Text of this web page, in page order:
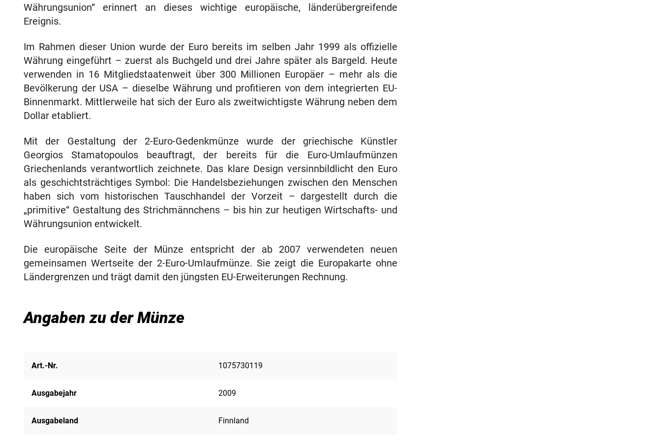
Währungsunion“ erinnert an dieses wichtige europäische, länderübergreifende
Ereignis.
Im Rahmen dieser Union wurde der Euro bereits im selben Jahr 1999 als offizielle
Währung eingeführt – zuerst als Buchgeld und drei Jahre später als Bargeld. Heute
verwenden in 16 Mitgliedstaatenweit über 300 Millionen Europäer – mehr als die
Bevölkerung der USA – dieselbe Währung und profitieren von dem integrierten EU-
Binnenmarkt. Mittlerweile hat sich der Euro als zweitwichtigste Währung neben dem
Dollar etabliert.
Mit der Gestaltung der 2-Euro-Gedenkmünze wurde der griechische Künstler
Georgios Stamatopoulos beauftragt, der bereits für die Euro-Umlaufmünzen
Griechenlands verantwortlich zeichnete. Das klare Design versinnbildlicht den Euro
als geschichtsträchtiges Symbol: Die Handelsbeziehungen zwischen den Menschen
haben sich vom historischen Tauschhandel der Vorzeit – dargestellt durch die
„primitive“ Gestaltung des Strichmännchens – bis hin zur heutigen Wirtschafts- und
Währungsunion entwickelt.
Die europäische Seite der Münze entspricht der ab 2007 verwendeten neuen
gemeinsamen Wertseite der 2-Euro-Umlaufmünze. Sie zeigt die Europakarte ohne
Ländergrenzen und trägt damit den jüngsten EU-Erweiterungen Rechnung.
Angaben zu der Münze
Art.-Nr. 1075730119
Ausgabejahr 2009
Ausgabeland Finnland